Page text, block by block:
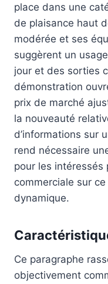
place dans une
de plaisance haut
modérée et ses
suggèrent un
jour et des sorties
démonstration
prix de marché
la nouveauté
d’informations sur
rend nécessaire
pour les intéressés
commerciale sur
dynamique.
Ce paragraphe
objectivement